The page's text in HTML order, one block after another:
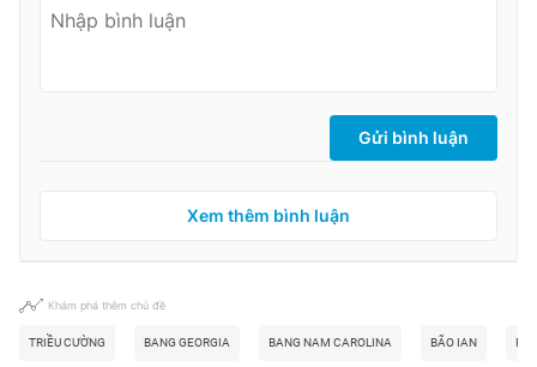
Gửi bình luận
Xem thêm bình luận
Khám phá thêm chủ đề
TRIỀU CƯỜNG BANG GEORGIA BANG NAM CAROLINA BÃO IAN